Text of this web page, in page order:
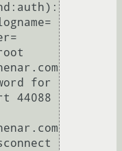
for
44088